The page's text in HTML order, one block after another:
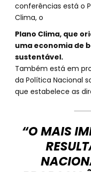
conferências está o
Clima, o
Plano Clima, que
uma economia de
sustentável.
Também está em
da Política Nacional
que estabelece as
“O MAIS